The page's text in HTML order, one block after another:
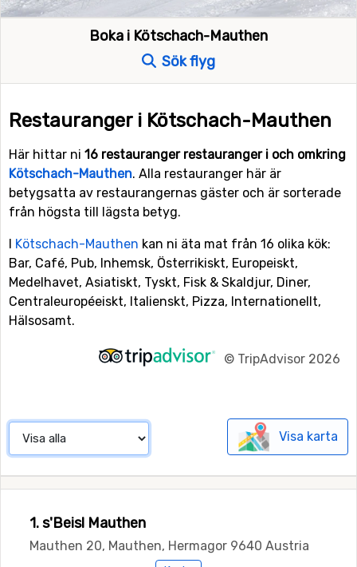
Boka i Kötschach-Mauthen
Sök flyg
Restauranger i Kötschach-Mauthen
Här hittar ni 16 restauranger restauranger i och omkring
Kötschach-Mauthen. Alla restauranger här är
betygsatta av restaurangernas gäster och är sorterade
från högsta till lägsta betyg.
I Kötschach-Mauthen kan ni äta mat från 16 olika kök:
Bar, Café, Pub, Inhemsk, Österrikiskt, Europeiskt,
Medelhavet, Asiatiskt, Tyskt, Fisk & Skaldjur, Diner,
Centraleuropéeiskt, Italienskt, Pizza, Internationellt,
Hälsosamt.
© TripAdvisor 2026
Visa karta
1. s'Beisl Mauthen
Mauthen 20, Mauthen, Hermagor 9640 Austria